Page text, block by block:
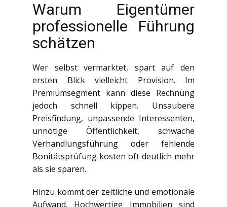
Warum Eigentümer
professionelle Führung
schätzen
Wer selbst vermarktet, spart auf den
ersten Blick vielleicht Provision. Im
Premiumsegment kann diese Rechnung
jedoch schnell kippen. Unsaubere
Preisfindung, unpassende Interessenten,
unnötige Öffentlichkeit, schwache
Verhandlungsführung oder fehlende
Bonitätsprüfung kosten oft deutlich mehr
als sie sparen.
Hinzu kommt der zeitliche und emotionale
Aufwand. Hochwertige Immobilien sind